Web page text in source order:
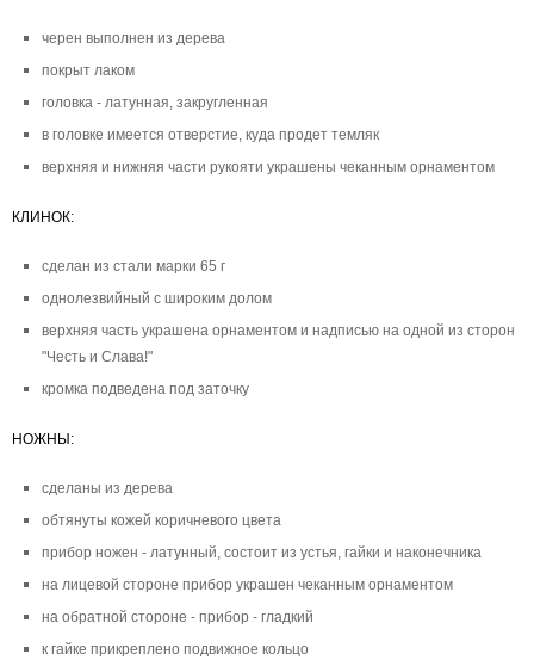
черен выполнен из дерева
покрыт лаком
головка - латунная, закругленная
в головке имеется отверстие, куда продет темляк
верхняя и нижняя части рукояти украшены чеканным орнаментом
КЛИНОК:
сделан из стали марки 65 г
однолезвийный с широким долом
верхняя часть украшена орнаментом и надписью на одной из сторон
"Честь и Слава!"
кромка подведена под заточку
НОЖНЫ:
сделаны из дерева
обтянуты кожей коричневого цвета
прибор ножен - латунный, состоит из устья, гайки и наконечника
на лицевой стороне прибор украшен чеканным орнаментом
на обратной стороне - прибор - гладкий
к гайке прикреплено подвижное кольцо